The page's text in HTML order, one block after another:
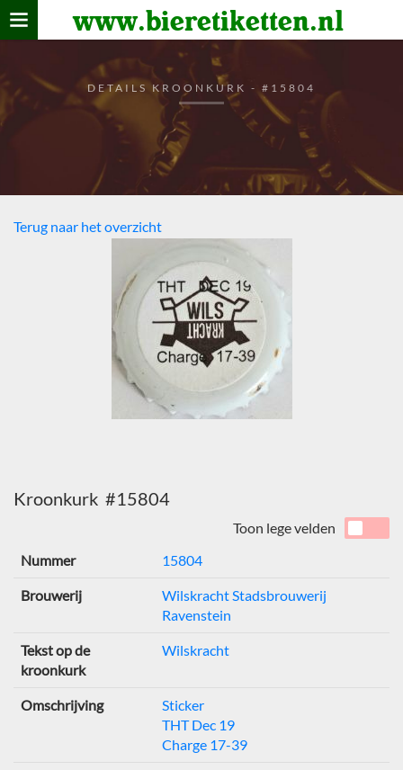
www.bieretiketten.nl
Home
De bierkaart
DETAILS KROONKURK - #15804
Terug naar het overzicht
Kroonkurk #15804
Toon lege velden
Nummer
15804
Brouwerij
Wilskracht Stadsbrouwerij
Ravenstein
Tekst op de
kroonkurk
Wilskracht
Omschrijving
Sticker
THT Dec 19
Charge 17-39